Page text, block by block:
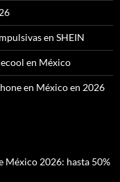
en SHEIN
en México
en México en 2026
México 2026: hasta 50%